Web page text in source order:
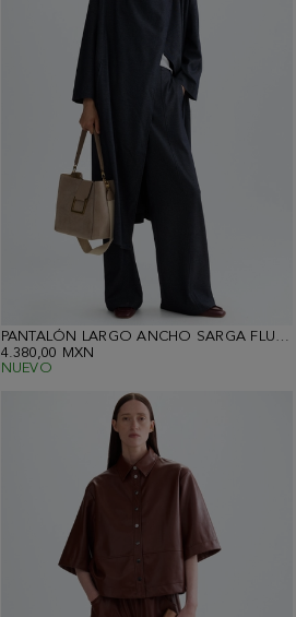
PANTALÓN LARGO ANCHO SARGA FLUIDA
4.380,00 MXN
NUEVO